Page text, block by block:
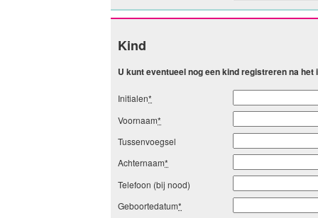
Kind
U kunt eventueel nog een kind registreren na
Initialen*
Voornaam*
Tussenvoegsel
Achternaam*
Telefoon (bij nood)
Geboortedatum*